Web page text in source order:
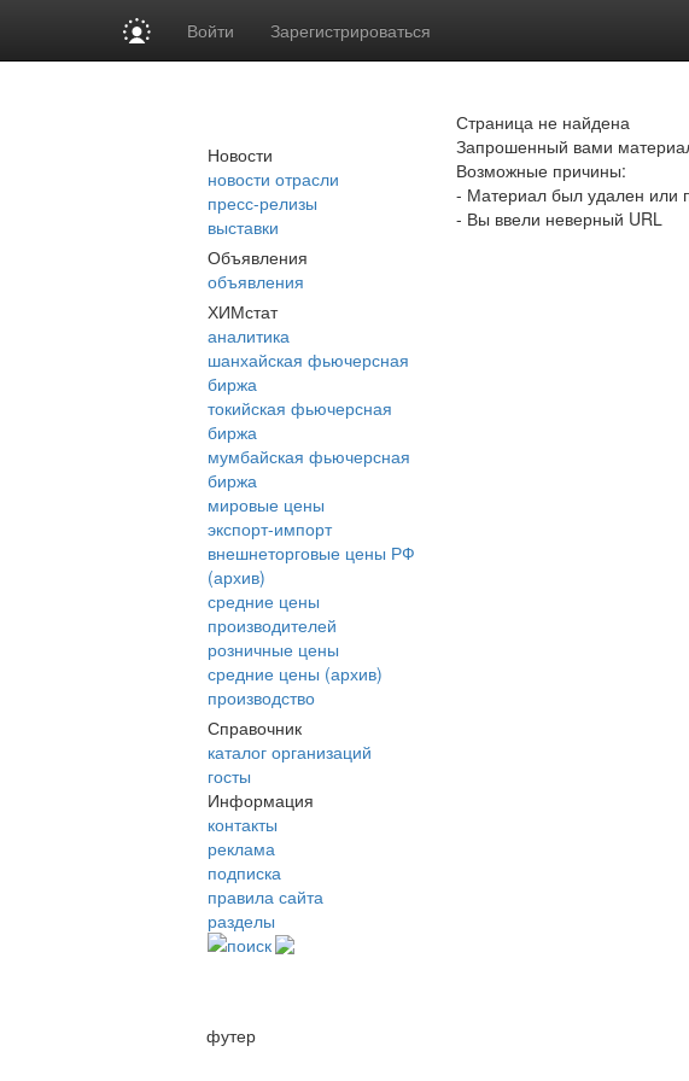
Войти Зарегистрироваться
Новости
новости отрасли
пресс-релизы
выставки
Объявления
объявления
ХИМстат
аналитика
шанхайская фьючерсная
биржа
токийская фьючерсная
биржа
мумбайская фьючерсная
биржа
мировые цены
экспорт-импорт
внешнеторговые цены РФ
(архив)
средние цены
производителей
розничные цены
средние цены (архив)
производство
Справочник
каталог организаций
госты
Информация
контакты
реклама
подписка
правила сайта
разделы
поиск
Страница не найдена
Запрошенный вами
Возможные причины:
- Материал был удален или
- Вы ввели неверный URL
футер